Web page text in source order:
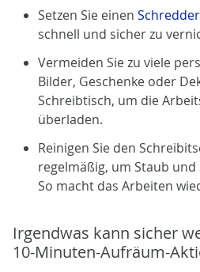
Setzen Sie einen Schredder
schnell und sicher zu
Vermeiden Sie zu viele
Bilder, Geschenke oder
Schreibtisch, um die
überladen.
Reinigen Sie den
regelmäßig, um Staub
So macht das Arbeiten
Irgendwas kann sicher
10-Minuten-Aufräum-